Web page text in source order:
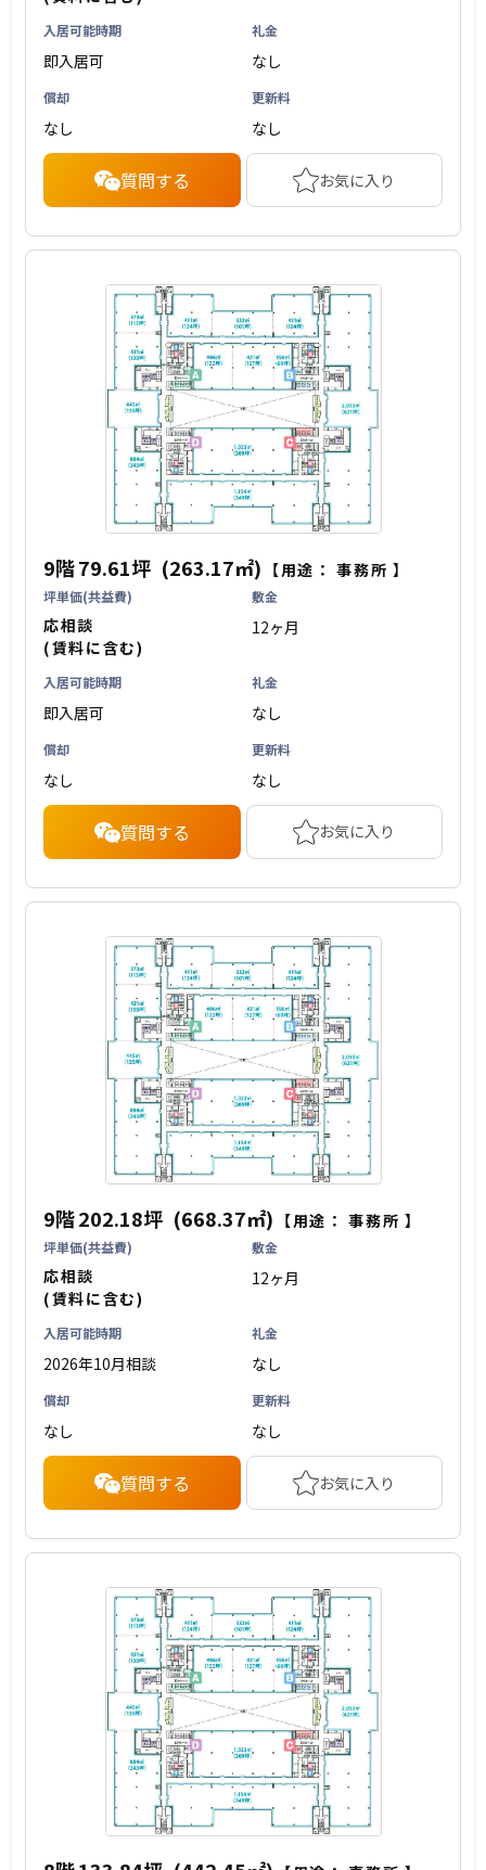
入居可能時期
即入居可
礼金
なし
償却
なし
更新料
なし
質問する お気に入り
9階79.61坪 (263.17㎡) 【用途：事務所 】
坪単価(共益費)
応相談
(賃料に含む)
敷金
12ヶ月
入居可能時期
即入居可
礼金
なし
償却
なし
更新料
なし
質問する お気に入り
9階202.18坪 (668.37㎡) 【用途：事務所 】
坪単価(共益費)
応相談
(賃料に含む)
敷金
12ヶ月
入居可能時期
2026年10月相談
礼金
なし
償却
なし
更新料
なし
質問する お気に入り